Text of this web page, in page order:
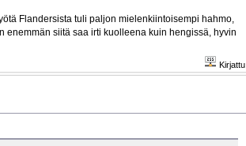
Flandersista tuli paljon mielenkiintoisempi hahmo,
enemmän siitä saa irti kuolleena kuin hengissä, hyvin
Kirjattu